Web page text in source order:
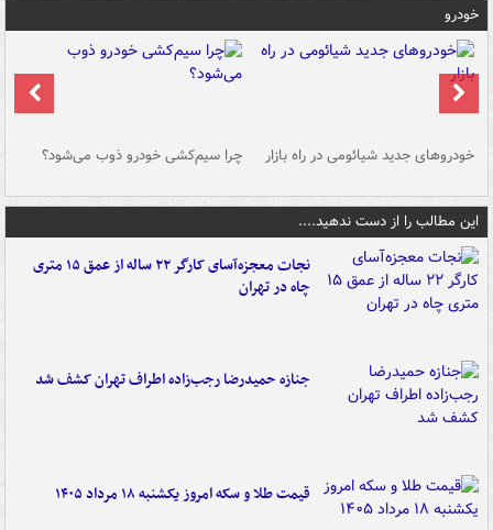
خودرو
خودروهای جدید شیائومی در راه بازار چرا سیم‌کشی خودرو ذوب می‌شود؟
این مطالب را از دست ندهید....
نجات معجزه‌آسای کارگر ۲۲ ساله از عمق ۱۵ متری
چاه در تهران
جنازه حمیدرضا رجب‌زاده اطراف تهران کشف شد
قیمت طلا و سکه امروز یکشنبه ۱۸ مرداد ۱۴۰۵